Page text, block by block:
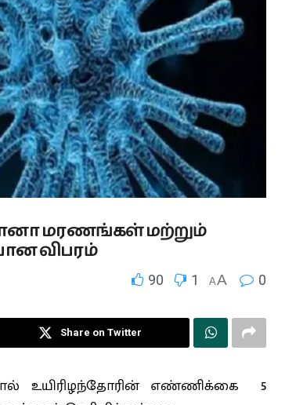
மரணங்கள் மற்றும்
விபரம்
90 1 AA 0
Share on Twitter
உயிரிழந்தோரின் எண்ணிக்கை 5